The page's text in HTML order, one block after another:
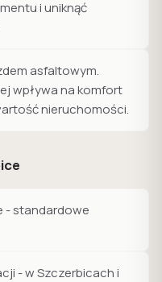
i uniknąć
asfaltowym.
wpływa na komfort
nieruchomości.
- standardowe
- w Szczerbicach i